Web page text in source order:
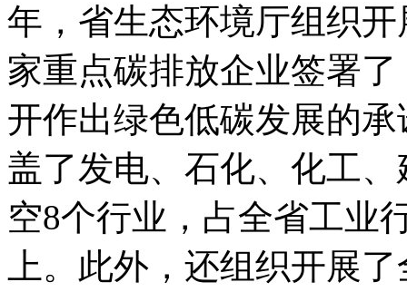
年，省生态环境厅组织
家重点碳排放企业签署
开作出绿色低碳发展的
盖了发电、石化、化工
空8个行业，占全省工业
上。此外，还组织开展